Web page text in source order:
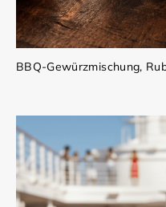
BBQ-Gewürzmischung,